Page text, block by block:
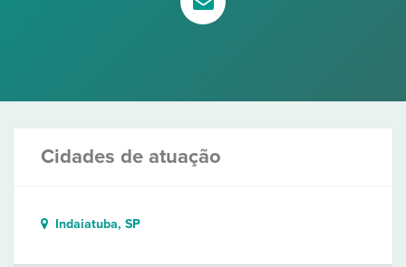
Cidades de atuação
Indaiatuba, SP